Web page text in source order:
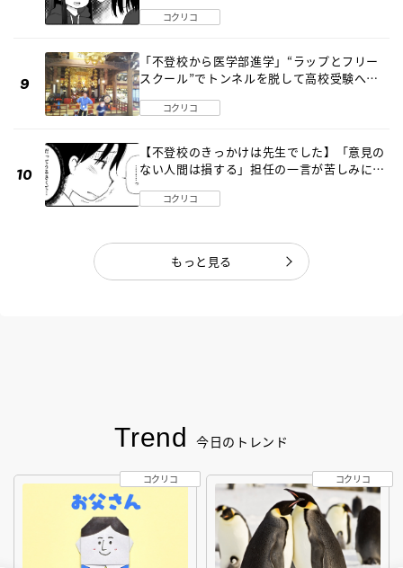
コクリコ
「不登校から医学部進学」“ラップとフリー
スクール”でトンネルを脱して高校受験へ
コクリコ
【不登校のきっかけは先生でした】「意見の
ない人間は損する」担任の一言が苦しみに…
コクリコ
もっと見る
Trend 今日のトレンド
コクリコ コクリコ